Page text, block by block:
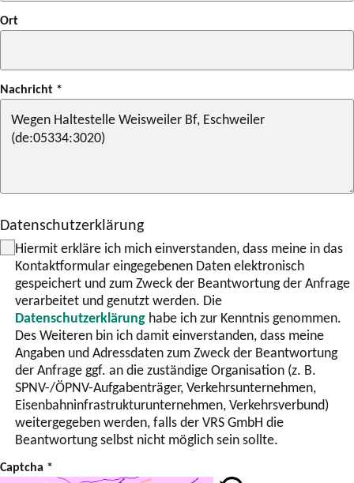
Ort
Nachricht *
Datenschutzerklärung
Hiermit erkläre ich mich einverstanden, dass meine in das
Kontaktformular eingegebenen Daten elektronisch
gespeichert und zum Zweck der Beantwortung der Anfrage
verarbeitet und genutzt werden. Die
Datenschutzerklärung habe ich zur Kenntnis genommen.
Des Weiteren bin ich damit einverstanden, dass meine
Angaben und Adressdaten zum Zweck der Beantwortung
der Anfrage ggf. an die zuständige Organisation (z. B.
SPNV-/ÖPNV-Aufgabenträger, Verkehrsunternehmen,
Eisenbahninfrastrukturunternehmen, Verkehrsverbund)
weitergegeben werden, falls der VRS GmbH die
Beantwortung selbst nicht möglich sein sollte.
Captcha *